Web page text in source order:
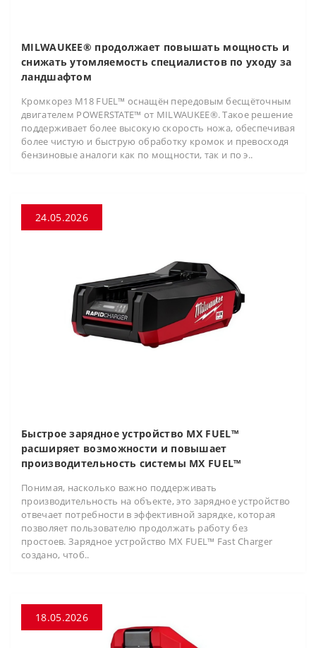
MILWAUKEE® продолжает повышать мощность и
снижать утомляемость специалистов по уходу за
ландшафтом
Кромкорез M18 FUEL™ оснащён передовым бесщёточным
двигателем POWERSTATE™ от MILWAUKEE®. Такое решение
поддерживает более высокую скорость ножа, обеспечивая
более чистую и быструю обработку кромок и превосходя
бензиновые аналоги как по мощности, так и по э..
24.05.2026
Быстрое зарядное устройство MX FUEL™
расширяет возможности и повышает
производительность системы MX FUEL™
Понимая, насколько важно поддерживать
производительность на объекте, это зарядное устройство
отвечает потребности в эффективной зарядке, которая
позволяет пользователю продолжать работу без
простоев. Зарядное устройство MX FUEL™ Fast Charger
создано, чтоб..
18.05.2026